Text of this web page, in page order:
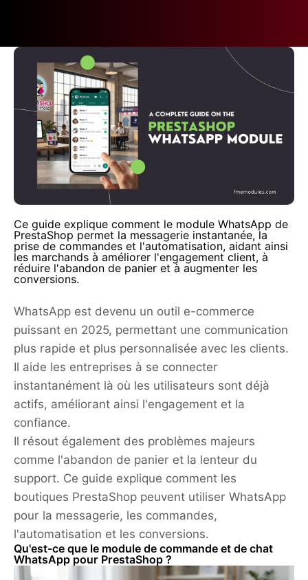
Ce guide explique comment le module WhatsApp de
PrestaShop permet la messagerie instantanée, la
prise de commandes et l'automatisation, aidant ainsi
les marchands à améliorer l'engagement client, à
réduire l'abandon de panier et à augmenter les
conversions.
WhatsApp est devenu un outil e-commerce
puissant en 2025, permettant une communication
plus rapide et plus personnalisée avec les clients.
Il aide les entreprises à se connecter
instantanément là où les utilisateurs sont déjà
actifs, améliorant ainsi l'engagement et la
confiance.
Il résout également des problèmes majeurs
comme l'abandon de panier et la lenteur du
support. Ce guide explique comment les
boutiques PrestaShop peuvent utiliser WhatsApp
pour la messagerie, les commandes,
l'automatisation et les conversions.
Qu'est-ce que le module de commande et de chat
WhatsApp pour PrestaShop ?